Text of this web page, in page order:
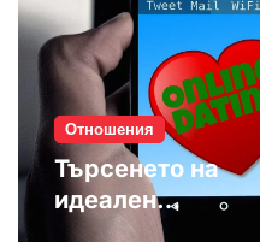
Отношения
Търсенето на
идеален
партньор е